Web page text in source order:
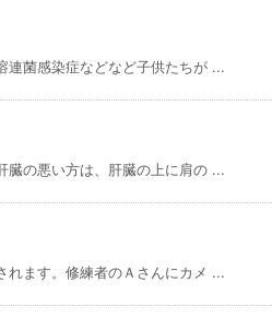
連菌感染症などなど子供たちが ...
臓の悪い方は、肝臓の上に肩の ...
れます。修練者のＡさんにカメ ...